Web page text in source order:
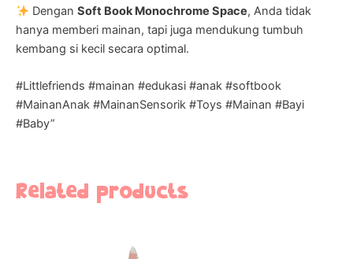
Dengan Soft Book Monochrome Space, Anda tidak
hanya memberi mainan, tapi juga mendukung tumbuh
kembang si kecil secara optimal.
#Littlefriends #mainan #edukasi #anak #softbook
#MainanAnak #MainanSensorik #Toys #Mainan #Bayi
#Baby”
Related products